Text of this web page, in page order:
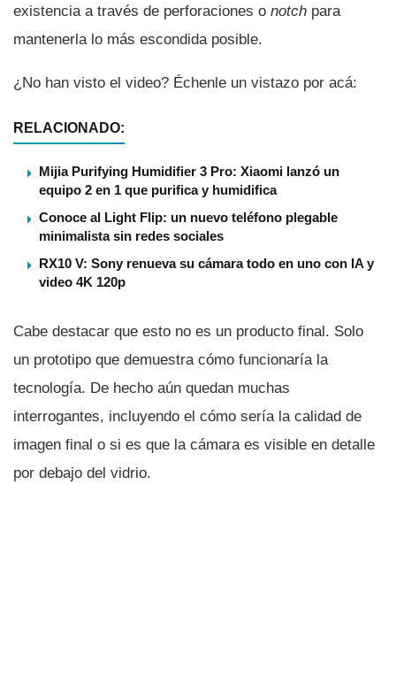
existencia a través de perforaciones o notch para
mantenerla lo más escondida posible.
¿No han visto el video? Échenle un vistazo por acá:
RELACIONADO:
Mijia Purifying Humidifier 3 Pro: Xiaomi lanzó un
equipo 2 en 1 que purifica y humidifica
Conoce al Light Flip: un nuevo teléfono plegable
minimalista sin redes sociales
RX10 V: Sony renueva su cámara todo en uno con IA y
video 4K 120p
Cabe destacar que esto no es un producto final. Solo
un prototipo que demuestra cómo funcionarí­a la
tecnologí­a. De hecho aún quedan muchas
interrogantes, incluyendo el cómo serí­a la calidad de
imagen final o si es que la cámara es visible en detalle
por debajo del vidrio.